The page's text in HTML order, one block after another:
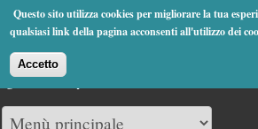
Questo sito utilizza cookies per migliorare la tua
qualsiasi link della pagina acconsenti all'utilizzo dei
Accetto
Jump to Navigation